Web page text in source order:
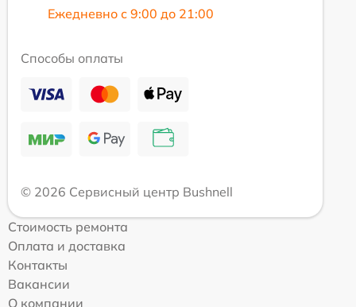
Ежедневно с 9:00 до 21:00
Способы оплаты
© 2026 Сервисный центр Bushnell
Стоимость ремонта
Оплата и доставка
Контакты
Вакансии
О компании